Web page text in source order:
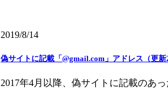
2019/8/14
偽サイトに記載「@gmail.com」アドレス（更新
2017年4月以降、偽サイトに記載のあっ